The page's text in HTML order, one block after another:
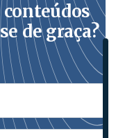
conteúdos
de graça?